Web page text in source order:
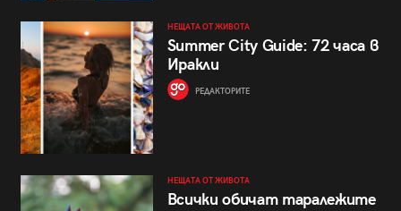
НЕЩАТА ОТ ЖИВОТА
Summer City Guide: 72 часа в
Иракли
РЕДАКТОРИТЕ
НЕЩАТА ОТ ЖИВОТА
Всички обичат таралежите